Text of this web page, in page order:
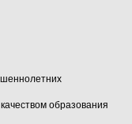
образования